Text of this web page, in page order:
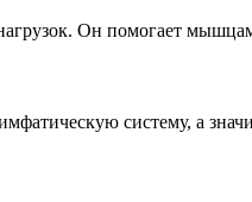
Он помогает
систему, а